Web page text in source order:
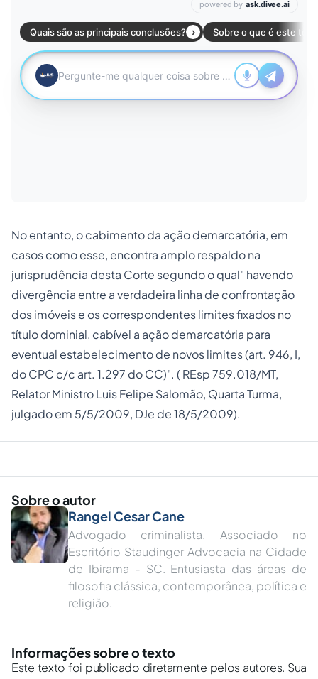
No entanto, o cabimento da ação demarcatória, em
casos como esse, encontra amplo respaldo na
jurisprudência desta Corte segundo o qual" havendo
divergência entre a verdadeira linha de confrontação
dos imóveis e os correspondentes limites fixados no
título dominial, cabível a ação demarcatória para
eventual estabelecimento de novos limites (art. 946, I,
doCPC c/c art. 1.297 doCC)". (REsp 759.018/MT,
Relator Ministro Luis Felipe Salomão, Quarta Turma,
julgado em 5/5/2009, DJe de 18/5/2009).
Sobre o autor
Rangel Cesar Cane
Advogado criminalista. Associado no
Escritório Staudinger Advocacia na Cidade
de Ibirama - SC. Entusiasta das áreas de
filosofia clássica, contemporânea, política e
religião.
Informações sobre o texto
Este texto foi publicado diretamente pelos autores. Sua